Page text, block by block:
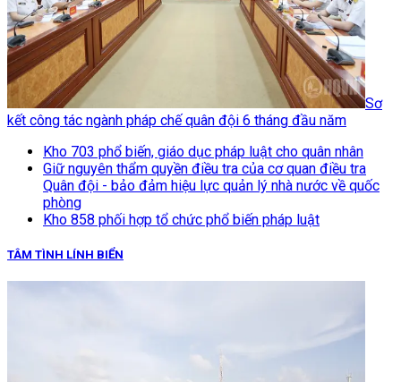
Sơ
kết công tác ngành pháp chế quân đội 6 tháng đầu năm
Kho 703 phổ biến, giáo dục pháp luật cho quân nhân
Giữ nguyên thẩm quyền điều tra của cơ quan điều tra
Quân đội - bảo đảm hiệu lực quản lý nhà nước về quốc
phòng
Kho 858 phối hợp tổ chức phổ biến pháp luật
TÂM TÌNH LÍNH BIỂN